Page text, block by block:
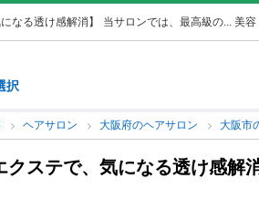
なる透け感解消】 当サロンでは、最高級の... 美容
択
ヘアサロン 大阪府のヘアサロン 大阪市
クステで、気になる透け感解